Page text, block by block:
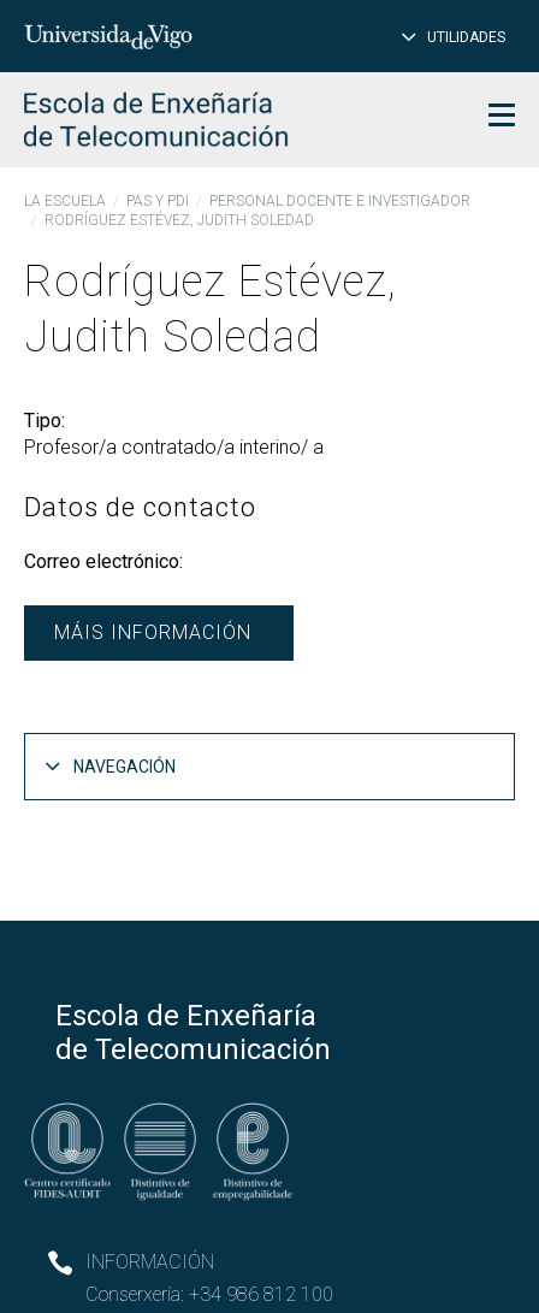
Introduce
para
buscar
UTILIDADES
LA ESCUELA PAS Y PDI
PERSONAL DOCENTE E INVESTIGADOR
RODRÍGUEZ ESTÉVEZ, JUDITH SOLEDAD
Rodríguez Estévez,
Judith Soledad
Tipo:
Profesor/a contratado/a interino/ a
Datos de contacto
Correo electrónico:
MÁIS INFORMACIÓN
NAVEGACIÓN
Escola de Enxeñaría
de Telecomunicación
INFORMACIÓN
Conserxería: +34 986 812 100